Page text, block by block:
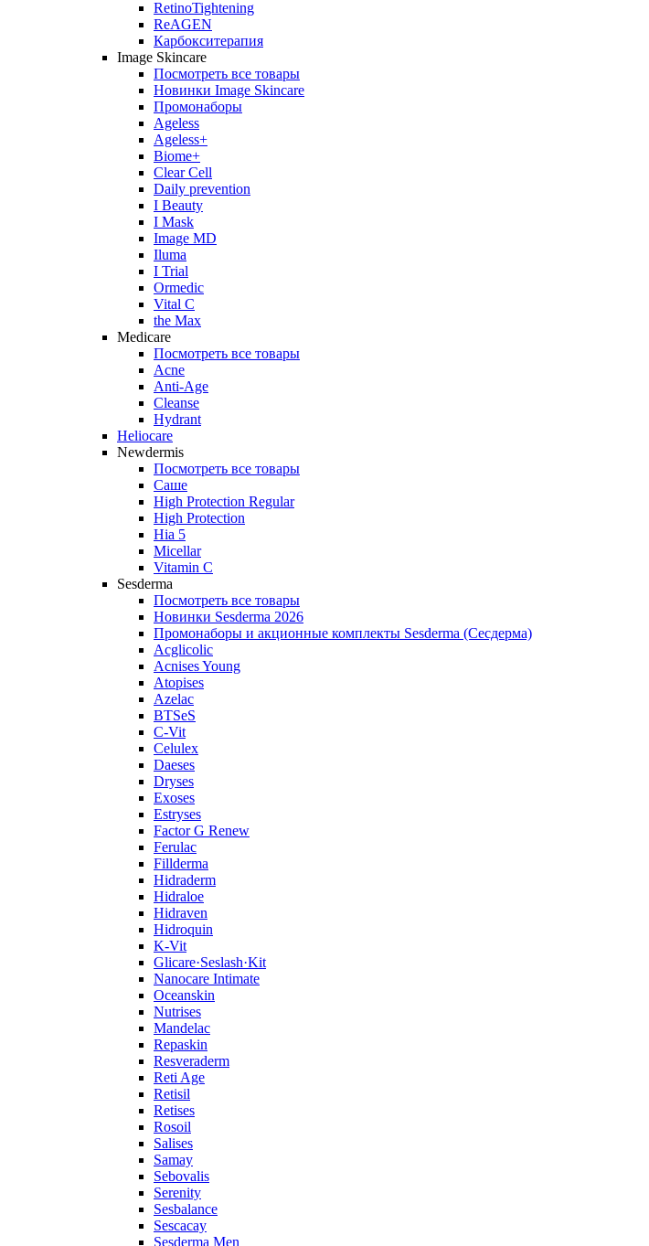
RetinoTightening
ReAGEN
Карбокситерапия
Image Skincare
Посмотреть все товары
Новинки Image Skincare
Промонаборы
Ageless
Ageless+
Biome+
Clear Cell
Daily prevention
I Beauty
I Mask
Image MD
Iluma
I Trial
Ormedic
Vital C
the Max
Medicare
Посмотреть все товары
Acne
Anti‑Age
Cleanse
Hydrant
Heliocare
Newdermis
Посмотреть все товары
Саше
High Protection Regular
High Protection
Hia 5
Micellar
Vitamin C
Sesderma
Посмотреть все товары
Новинки Sesderma 2026
Промонаборы и акционные комплекты Sesderma (Сесдерма)
Acglicolic
Acnises Young
Atopises
Azelac
BTSeS
C‑Vit
Celulex
Daeses
Dryses
Exoses
Estryses
Factor G Renew
Ferulac
Fillderma
Hidraderm
Hidraloe
Hidraven
Hidroquin
K-Vit
Glicare·Seslash·Kit
Nanocare Intimate
Oceanskin
Nutrises
Mandelac
Repaskin
Resveraderm
Reti Age
Retisil
Retises
Rosoil
Salises
Samay
Sebovalis
Serenity
Sesbalance
Sescacay
Sesderma Men